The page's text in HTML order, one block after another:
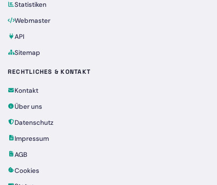
Statistiken
Webmaster
API
Sitemap
RECHTLICHES & KONTAKT
Kontakt
Über uns
Datenschutz
Impressum
AGB
Cookies